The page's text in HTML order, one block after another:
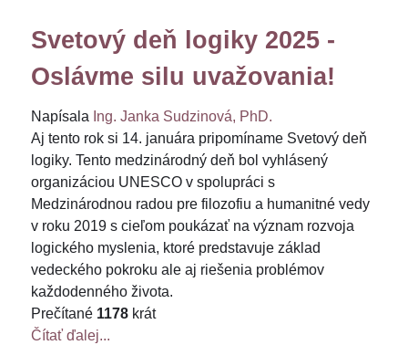
Svetový deň logiky 2025 -
Oslávme silu uvažovania!
Napísala Ing. Janka Sudzinová, PhD.
Aj tento rok si 14. januára pripomíname Svetový deň
logiky. Tento medzinárodný deň bol vyhlásený
organizáciou UNESCO v spolupráci s
Medzinárodnou radou pre filozofiu a humanitné vedy
v roku 2019 s cieľom poukázať na význam rozvoja
logického myslenia, ktoré predstavuje základ
vedeckého pokroku ale aj riešenia problémov
každodenného života.
Prečítané 1178 krát
Čítať ďalej...